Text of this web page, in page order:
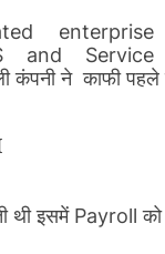
enterprise
Service
कंपनी ने काफी पहले
थी इसमेंPayrollको